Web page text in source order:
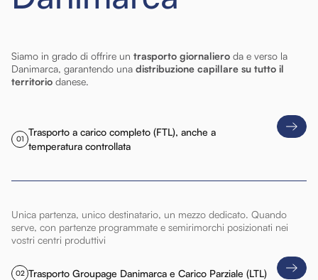
Siamo in grado di offrire un trasporto giornaliero da e verso la
Danimarca, garantendo una distribuzione capillare su tutto il
territorio danese.
01
Trasporto a carico completo (FTL), anche a
temperatura controllata
Unica partenza, unico destinatario, un mezzo dedicato. Quando
serve, con partenze programmate e semirimorchi posizionati nei
vostri centri produttivi
02 Trasporto Groupage Danimarca e Carico Parziale (LTL)